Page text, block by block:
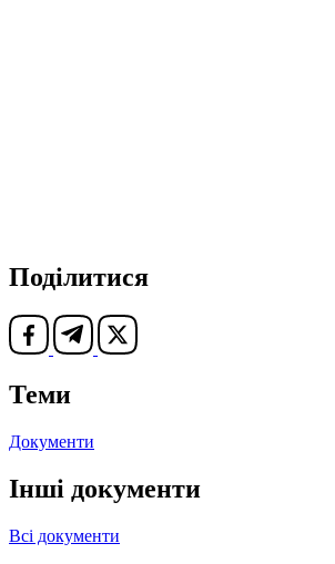
Поділитися
Теми
Документи
Інші документи
Всі документи